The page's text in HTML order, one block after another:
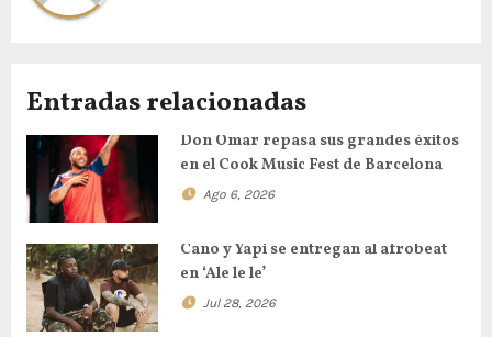
Entradas relacionadas
Don Omar repasa sus grandes éxitos
en el Cook Music Fest de Barcelona
Ago 6, 2026
Cano y Yapi se entregan al afrobeat
en ‘Ale le le’
Jul 28, 2026